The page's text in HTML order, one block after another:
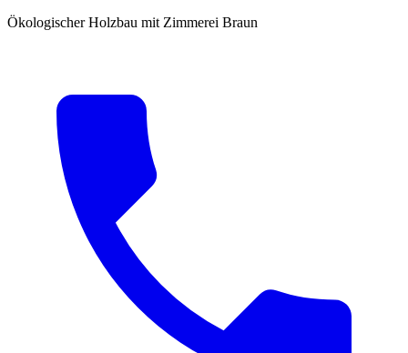
Ökologischer Holzbau mit Zimmerei Braun